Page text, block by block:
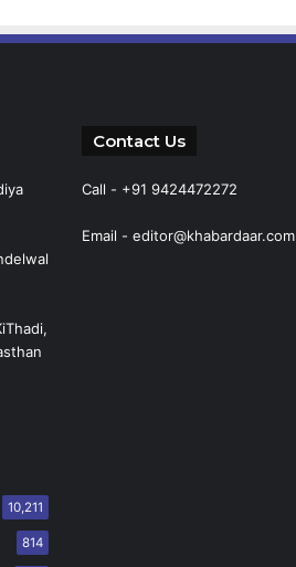
10,211
814
Contact Us
Call - +91 9424472272
Email - editor@khabardaar.com